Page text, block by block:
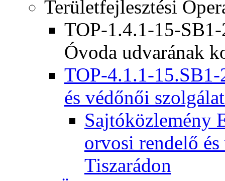
Területfejlesztési
TOP-1.4.1-15-
Óvoda udvarának
TOP-4.1.1-
és védőnői
Sajtóközlemény
orvosi rendelő
Tiszarádon